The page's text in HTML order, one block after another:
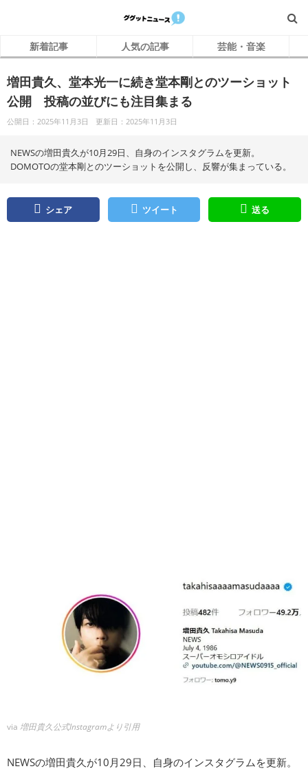
新着記事 人気の記事 芸能・音楽
増田貴久、堂本光一に続き堂本剛とのツーショット
公開 投稿の並びにも注目集まる
公開日：2025年11月3日 更新日：2025年11月3日
NEWSの増田貴久が10月29日、自身のインスタグラムを更新。
DOMOTOの堂本剛とのツーショットを公開し、反響が集まっている。
シェア ツイート 送る
via 増田貴久公式Instagramより引用
NEWSの増田貴久が10月29日、自身のインスタグラムを更新。